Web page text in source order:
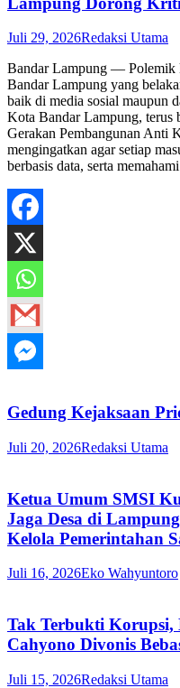
Juli 29, 2026Redaksi Utama
Bandar Lampung — Polemik
Bandar Lampung yang
baik di media sosial maupun
Kota Bandar Lampung, terus
Gerakan Pembangunan Anti
mengingatkan agar setiap
berbasis data, serta
Gedung Kejaksaan
Juli 20, 2026Redaksi Utama
Ketua Umum SMSI
Jaga Desa di
Kelola Pemerintahan
Juli 16, 2026Eko Wahyuntoro
Tak Terbukti Korupsi,
Cahyono Divonis
Juli 15, 2026Redaksi Utama